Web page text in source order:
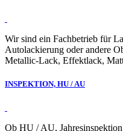
Wir sind ein Fachbetrieb für
Autolackierung oder andere
Metallic-Lack, Effektlack,
INSPEKTION, HU / AU
Ob HU / AU,